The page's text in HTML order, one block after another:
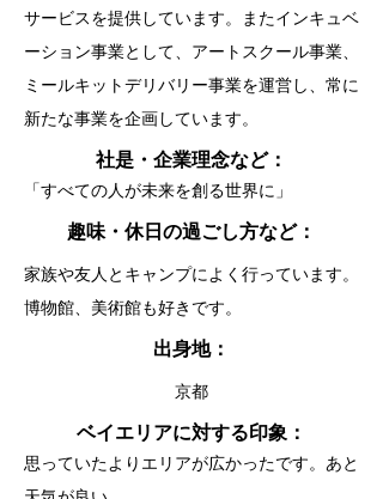
サービスを提供しています。またインキュベ
ーション事業として、アートスクール事業、
ミールキットデリバリー事業を運営し、常に
新たな事業を企画しています。
​社是・企業理念など：
「すべての人が未来を創る世界に」
趣味・休日の過ごし方など：
家族や友人とキャンプによく行っています。
博物館、美術館も好きです。
出身地：
京都
ベイエリアに対する印象：
思っていたよりエリアが広かったです。あと